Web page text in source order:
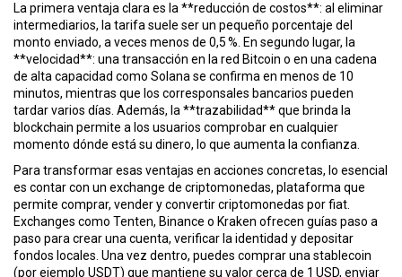
La primera ventaja clara es la **reducción de costos**: al eliminar
intermediarios, la tarifa suele ser un pequeño porcentaje del
monto enviado, a veces menos de 0,5 %. En segundo lugar, la
**velocidad**: una transacción en la red Bitcoin o en una cadena
de alta capacidad como Solana se confirma en menos de 10
minutos, mientras que los corresponsales bancarios pueden
tardar varios días. Además, la **trazabilidad** que brinda la
blockchain permite a los usuarios comprobar en cualquier
momento dónde está su dinero, lo que aumenta la confianza.
Para transformar esas ventajas en acciones concretas, lo esencial
es contar con un exchange de criptomonedas, plataforma que
permite comprar, vender y convertir criptomonedas por fiat
Exchanges como Tenten, Binance o Kraken ofrecen guías paso a
paso para crear una cuenta, verificar la identidad y depositar
fondos locales. Una vez dentro, puedes comprar una stablecoin
(por ejemplo USDT) que mantiene su valor cerca de 1 USD, enviar